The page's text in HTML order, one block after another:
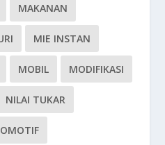
MAKANAN
MIE INSTAN
MOBIL MODIFIKASI
NILAI TUKAR